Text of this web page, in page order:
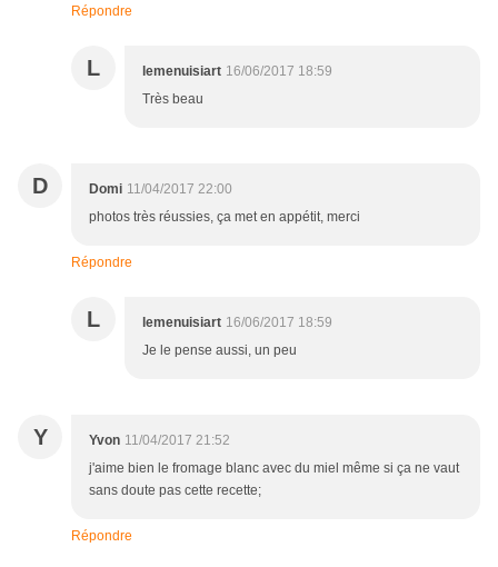
Répondre
L lemenuisiart 16/06/2017 18:59
Très beau
D Domi 11/04/2017 22:00
photos très réussies, ça met en appétit, merci
Répondre
L lemenuisiart 16/06/2017 18:59
Je le pense aussi, un peu
Y Yvon 11/04/2017 21:52
j'aime bien le fromage blanc avec du miel même si ça ne vaut
sans doute pas cette recette;
Répondre